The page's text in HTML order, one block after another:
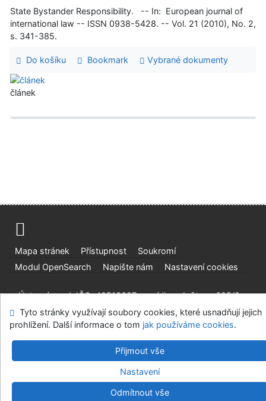
State Bystander Responsibility. -- In: European journal of
international law -- ISSN 0938-5428. -- Vol. 21 (2010), No. 2,
s. 341-385.
Do košíku Bookmark Vybrané dokumenty
článek
Mapa stránek Přístupnost
Soukromí
Modul OpenSearch
Napište nám Nastavení cookies
Ústavní soud, IČO: 48513687, se sídlem Joštova 625/8,
660 83 Brno
©1993-2026IPACv.4.8.63a- Cosmotron Bohemia, s.r.o.
Tyto stránky využívají soubory cookies, které usnadňují jejich
prohlížení. Další informace o tom jak používáme cookies.
Přijmout vše
Nastavení
Odmítnout vše